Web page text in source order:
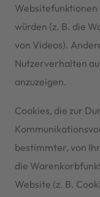
würden (z. B. die
von Videos).
Nutzerverhalten
anzuzeigen.
Cookies, die zur
bestimmter, von
die
Website (z. B.